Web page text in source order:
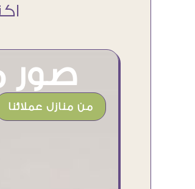
اكتر من 5000
صور
من منازل عملائنا